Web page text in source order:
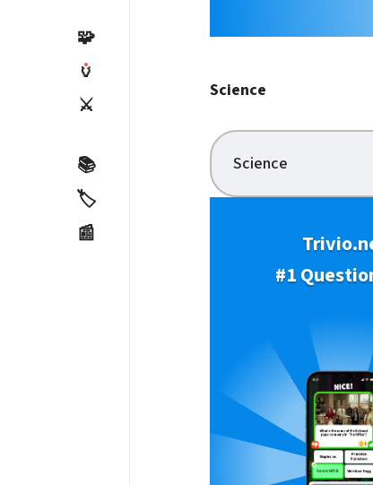
🧩
🏺
⚔️
📚
🏷️
📰
Science
Science
#1